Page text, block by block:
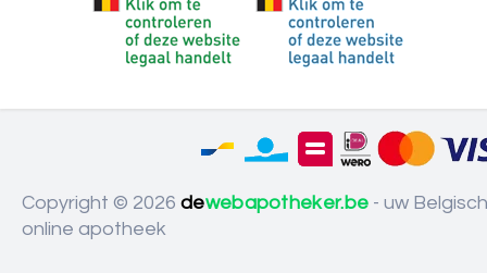
Copyright © 2026 dewebapotheker.be - uw
online apotheek